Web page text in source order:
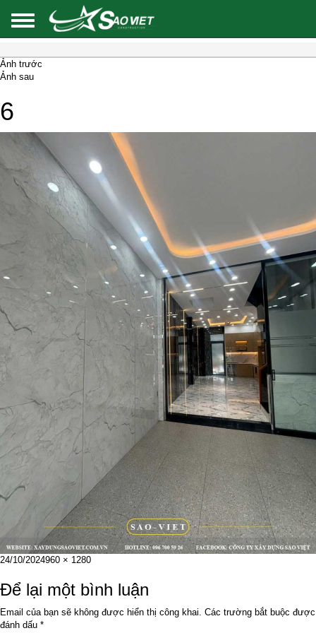
Ảnh trước
Ảnh sau
6
Đăng
ngày
24/10/2024Kích
đầy
đủ
960 × 1280
Để lại một bình luận
Email của bạn sẽ không được hiển thị công khai. Các trường bắt buộc được
đánh dấu *